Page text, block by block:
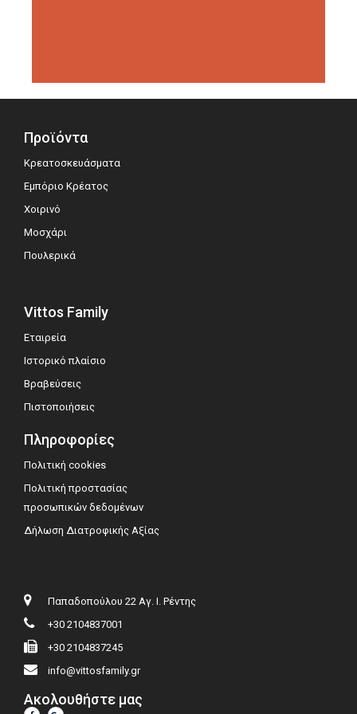
Προϊόντα
Κρεατοσκευάσματα
Εμπόριο Κρέατος
Χοιρινό
Μοσχάρι
Πουλερικά
Vittos Family
Εταιρεία
Ιστορικό πλαίσιο
Βραβεύσεις
Πιστοποιήσεις
Πληροφορίες
Πολιτική cookies
Πολιτική προστασίας
προσωπικών δεδομένων
Δήλωση Διατροφικής Αξίας
Παπαδοπούλου 22 Αγ. Ι. Ρέντης
+30 2104837001
+30 2104837245
info@vittosfamily.gr
Ακολουθήστε μας